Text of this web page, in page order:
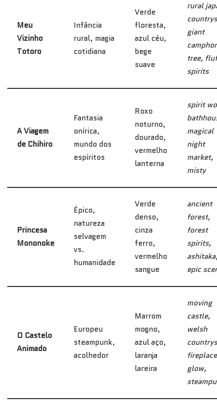
Meu
Vizinho
Totoro
Infância
rural, magia
cotidiana
Verde
floresta,
azul céu,
bege
suave
rural
giant
camphor
tree,
spirits
A Viagem
de Chihiro
Fantasia
onírica,
mundo dos
espíritos
Roxo
noturno,
dourado,
vermelho
lanterna
spirit
magical
night
market,
misty
Princesa
Mononoke
Épico,
natureza
selvagem
vs.
humanidade
Verde
denso,
cinza
ferro,
vermelho
sangue
ancient
forest,
forest
spirits,
epic
O Castelo
Animado
Europeu
steampunk,
acolhedor
Marrom
mogno,
azul aço,
laranja
lareira
moving
castle,
welsh
fireplace
glow,